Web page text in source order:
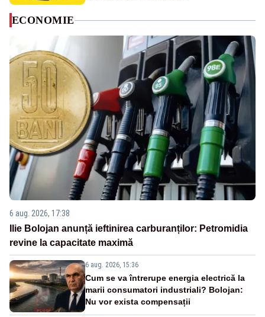
ECONOMIE
6 aug. 2026, 17:38
Ilie Bolojan anunță ieftinirea carburanților: Petromidia
revine la capacitate maximă
6 aug. 2026, 15:36
Cum se va întrerupe energia electrică la
marii consumatori industriali? Bolojan:
Nu vor exista compensații